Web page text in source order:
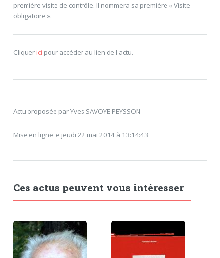
première visite de contrôle. Il nommera sa première « Visite
obligatoire ».
Cliquerici pour accéder au lien de l'actu.
Actu proposée par Yves SAVOYE-PEYSSON
Mise en ligne le jeudi 22 mai 2014 à 13:14:43
Ces actus peuvent vous intéresser